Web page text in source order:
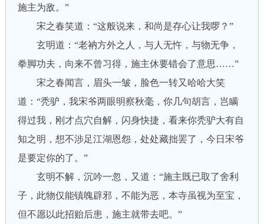
施主为敌。”
宋之春笑道：“这般说来，和尚是存心让我啰？”
玄明道：“老衲方外之人，与人无忤，与物无争，
拳脚功夫，向来不曾习得，施主休要错会了意思……”
宋之春闻言，眉头一皱，脸色一转又哈哈大笑
道：“秃驴，我宋爷两眼明察秋毫，你几句胡言，岂瞒
得过我，刚才点穴自解，闪身快捷，看来你秃驴大有自
知之明，想不涉足江湖恩怨，处处藏拙罢了，今日宋爷
是要定你的了。”
玄明不解，沉吟一忽，又道：“施主既已取了舍利
子，此物仅能镇魄辟邪，不能为恶，本寺虽视为至宝，
但不愿以此招贻后患，施主就带去吧。”